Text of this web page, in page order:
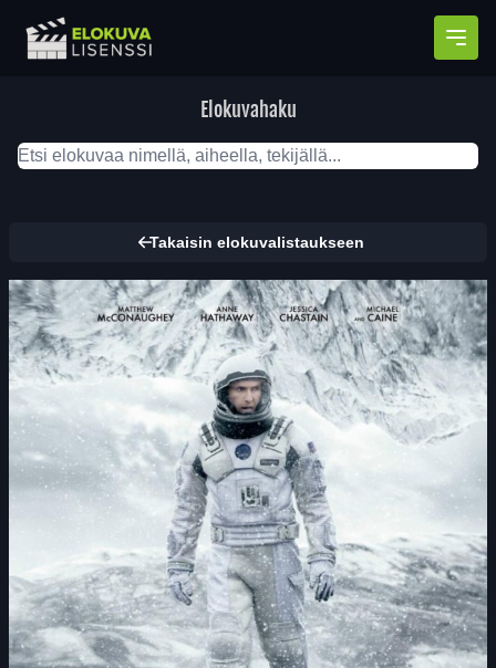
Elokuvahaku
Takaisin elokuvalistaukseen